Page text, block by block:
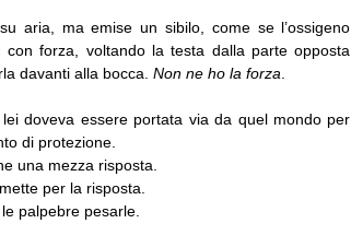
aria, ma emise un sibilo, come se l’ossigeno
forza, voltando la testa dalla parte opposta
davanti alla bocca. Non ne ho la forza.
doveva essere portata via da quel mondo per
di protezione.
una mezza risposta.
per la risposta.
palpebre pesarle.